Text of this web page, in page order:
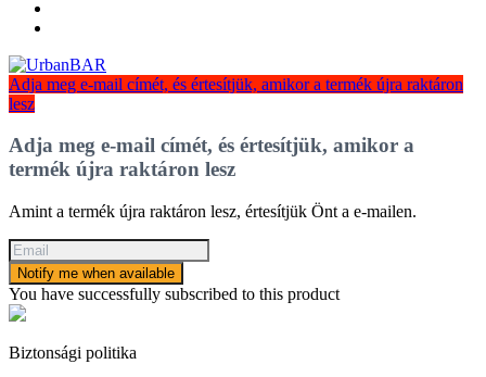
Adja meg e-mail címét, és értesítjük, amikor a termék újra raktáron
lesz
Adja meg e-mail címét, és értesítjük, amikor a
termék újra raktáron lesz
Amint a termék újra raktáron lesz, értesítjük Önt a e-mailen.
Notify me when available
You have successfully subscribed to this product
Biztonsági politika